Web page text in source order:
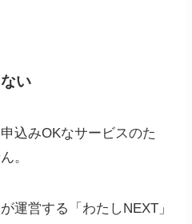
い
込みOKなサービスのた
。
運営する「わたしNEXT」